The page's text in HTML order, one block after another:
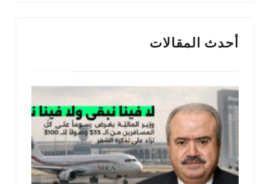
أحدث المقالات